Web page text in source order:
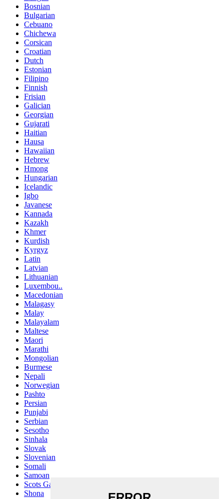
Bosnian
Bulgarian
Cebuano
Chichewa
Corsican
Croatian
Dutch
Estonian
Filipino
Finnish
Frisian
Galician
Georgian
Gujarati
Haitian
Hausa
Hawaiian
Hebrew
Hmong
Hungarian
Icelandic
Igbo
Javanese
Kannada
Kazakh
Khmer
Kurdish
Kyrgyz
Latin
Latvian
Lithuanian
Luxembou..
Macedonian
Malagasy
Malay
Malayalam
Maltese
Maori
Marathi
Mongolian
Burmese
Nepali
Norwegian
Pashto
Persian
Punjabi
Serbian
Sesotho
Sinhala
Slovak
Slovenian
Somali
Samoan
Scots Gaelic
Shona